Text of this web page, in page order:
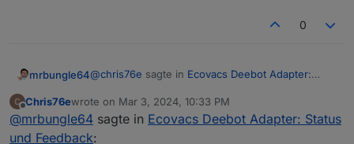
0
mrbungle64@chris76e sagte in Ecovacs Deebot Adapter:
@mrbungle64sagte inEcovacs Deebot
Offline
Chris76ewrote on Mar 3, 2024, 10:33 PM
last edited by
@mrbungle64 sagte in Ecovacs Deebot Adapter: Status
und Feedback: